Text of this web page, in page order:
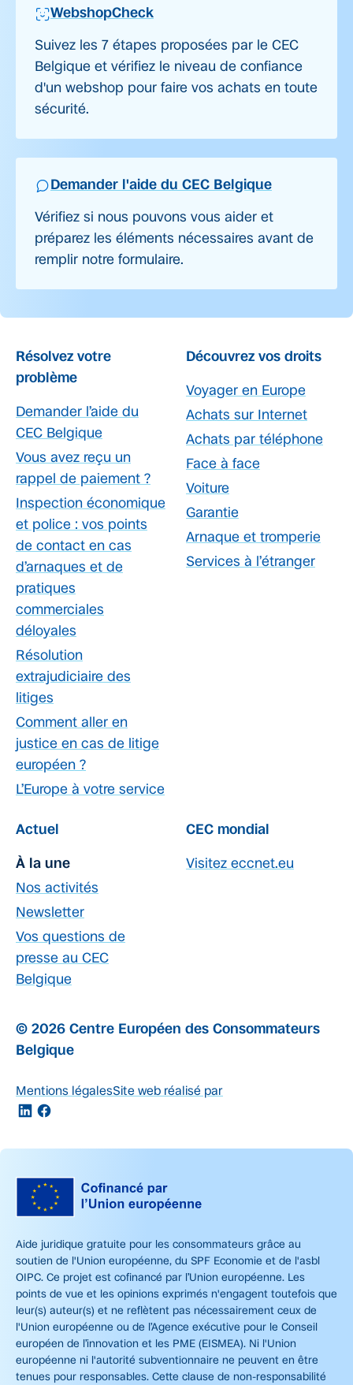
WebshopCheck
Suivez les 7 étapes proposées par le CEC
Belgique et vérifiez le niveau de confiance
d'un webshop pour faire vos achats en toute
sécurité.
Demander l'aide du CEC Belgique
Vérifiez si nous pouvons vous aider et
préparez les éléments nécessaires avant de
remplir notre formulaire.
Résolvez votre
problème
Demander l’aide du
CEC Belgique
Vous avez reçu un
rappel de paiement ?
Inspection économique
et police : vos points
de contact en cas
d’arnaques et de
pratiques
commerciales
déloyales
Résolution
extrajudiciaire des
litiges
Comment aller en
justice en cas de litige
européen ?
L’Europe à votre service
Découvrez vos droits
Voyager en Europe
Achats sur Internet
Achats par téléphone
Face à face
Voiture
Garantie
Arnaque et tromperie
Services à l’étranger
Actuel
À la une
Nos activités
Newsletter
Vos questions de
presse au CEC
Belgique
CEC mondial
Visitez eccnet.eu
© 2026 Centre Européen des Consommateurs
Belgique
Mentions légalesSite web réalisé par
Aide juridique gratuite pour les consommateurs grâce au
soutien de l'Union européenne, du SPF Economie et de l'asbl
OIPC. Ce projet est cofinancé par l’Union européenne. Les
points de vue et les opinions exprimés n'engagent toutefois que
leur(s) auteur(s) et ne reflètent pas nécessairement ceux de
l'Union européenne ou de l’Agence exécutive pour le Conseil
européen de l’innovation et les PME (EISMEA). Ni l'Union
européenne ni l'autorité subventionnaire ne peuvent en être
tenues pour responsables. Cette clause de non-responsabilité